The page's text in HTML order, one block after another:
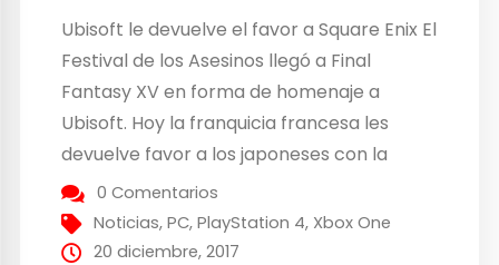
Ubisoft le devuelve el favor a Square Enix El
Festival de los Asesinos llegó a Final
Fantasy XV en forma de homenaje a
Ubisoft. Hoy la franquicia francesa les
devuelve favor a los japoneses con la
llegada de una misión de su título estrella.
Su nombre es El Regalo de los Dioses y en
ella...
0 Comentarios
Noticias,PC,PlayStation 4, Xbox One
20 diciembre, 2017